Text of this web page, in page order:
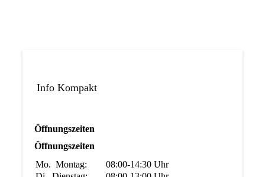
Info Kompakt
Öffnungszeiten
Öffnungszeiten
Mo. Montag: 08:00-14:30Uhr